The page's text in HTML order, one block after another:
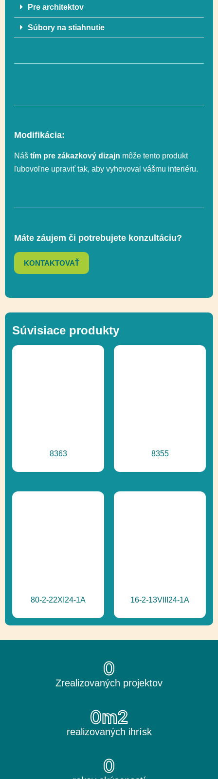
bezpečnostnej zóny
Celková výška 170 cm
Výška voľného
59 cm
Ďalšie informácie
Recyklácia
Pre architektov
Súbory na stiahnutie
Modifikácia:
Náš tím pre zákazkový dizajn môže tento produkt
ľubovoľne upraviť tak, aby vyhovoval vášmu interiéru.
Máte záujem či potrebujete konzultáciu?
KONTAKTOVAŤ
Súvisiace produkty
8363 8355
80-2-22XI24-1A 16-2-13VIII24-1A
Zrealizovaných projektov
0
realizovaných ihrísk
0m2
0